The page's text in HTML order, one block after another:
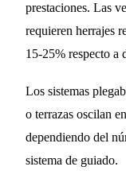
prestaciones. Las
requieren herrajes
15-25% respecto a
Los sistemas
o terrazas oscilan
dependiendo del
sistema de guiado.